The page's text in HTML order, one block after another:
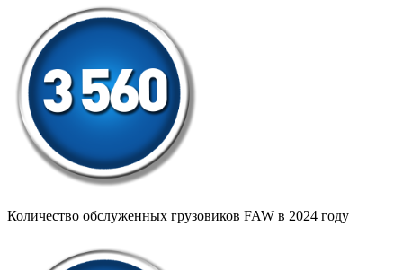
Количество обслуженных грузовиков FAW в 2024 году